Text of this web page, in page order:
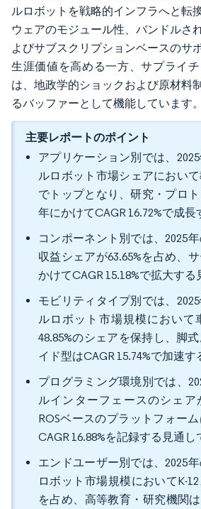
ルロボットを戦略的インフラへと転
ウェアのモジュール性、バンドルさ
よびサブスクリプションベースのサ
生涯価値を高める一方、サプライ
は、地政学的ショックおよび原材料
るバッファーとして機能しています。
主要レポートのポイント
アプリケーション別では、
ルロボット市場シェアにおいて
でトップとなり、研究・プロ
年にかけてCAGR 16.72%で成長
コンポーネント別では、2025
収益シェアが63.65%を占め、
かけてCAGR 15.18%で拡大する
モビリティタイプ別では、
ルロボット市場規模において
48.85%のシェアを保持し、脚
イド型はCAGR 15.74%で加速す
プログラミング環境別では、
ルインターフェースのシェア
ROSベースのプラットフォー
CAGR 16.88%を記録する見通し
エンドユーザー別では、2025
ロボット市場規模においてK-
を占め、高等教育・研究機関は